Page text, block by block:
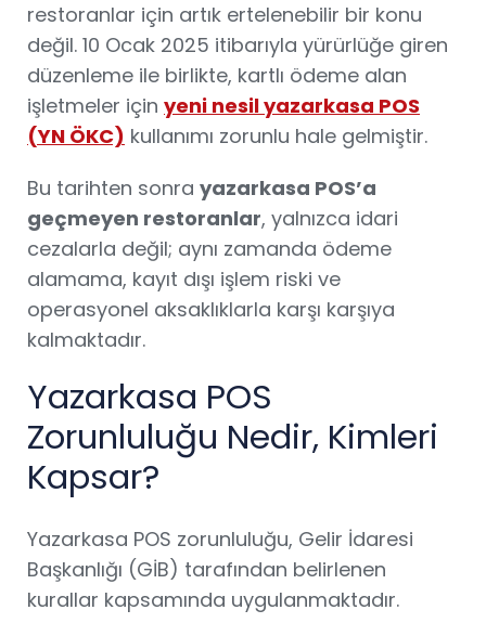
restoranlar için artık ertelenebilir bir konu
değil. 10 Ocak 2025 itibarıyla yürürlüğe giren
düzenleme ile birlikte, kartlı ödeme alan
işletmeler için yeni nesil yazarkasa POS
(YN ÖKC) kullanımı zorunlu hale gelmiştir.
Bu tarihten sonra yazarkasa POS’a
geçmeyen restoranlar, yalnızca idari
cezalarla değil; aynı zamanda ödeme
alamama, kayıt dışı işlem riski ve
operasyonel aksaklıklarla karşı karşıya
kalmaktadır.
Yazarkasa POS
Zorunluluğu Nedir, Kimleri
Kapsar?
Yazarkasa POS zorunluluğu, Gelir İdaresi
Başkanlığı (GİB) tarafından belirlenen
kurallar kapsamında uygulanmaktadır.